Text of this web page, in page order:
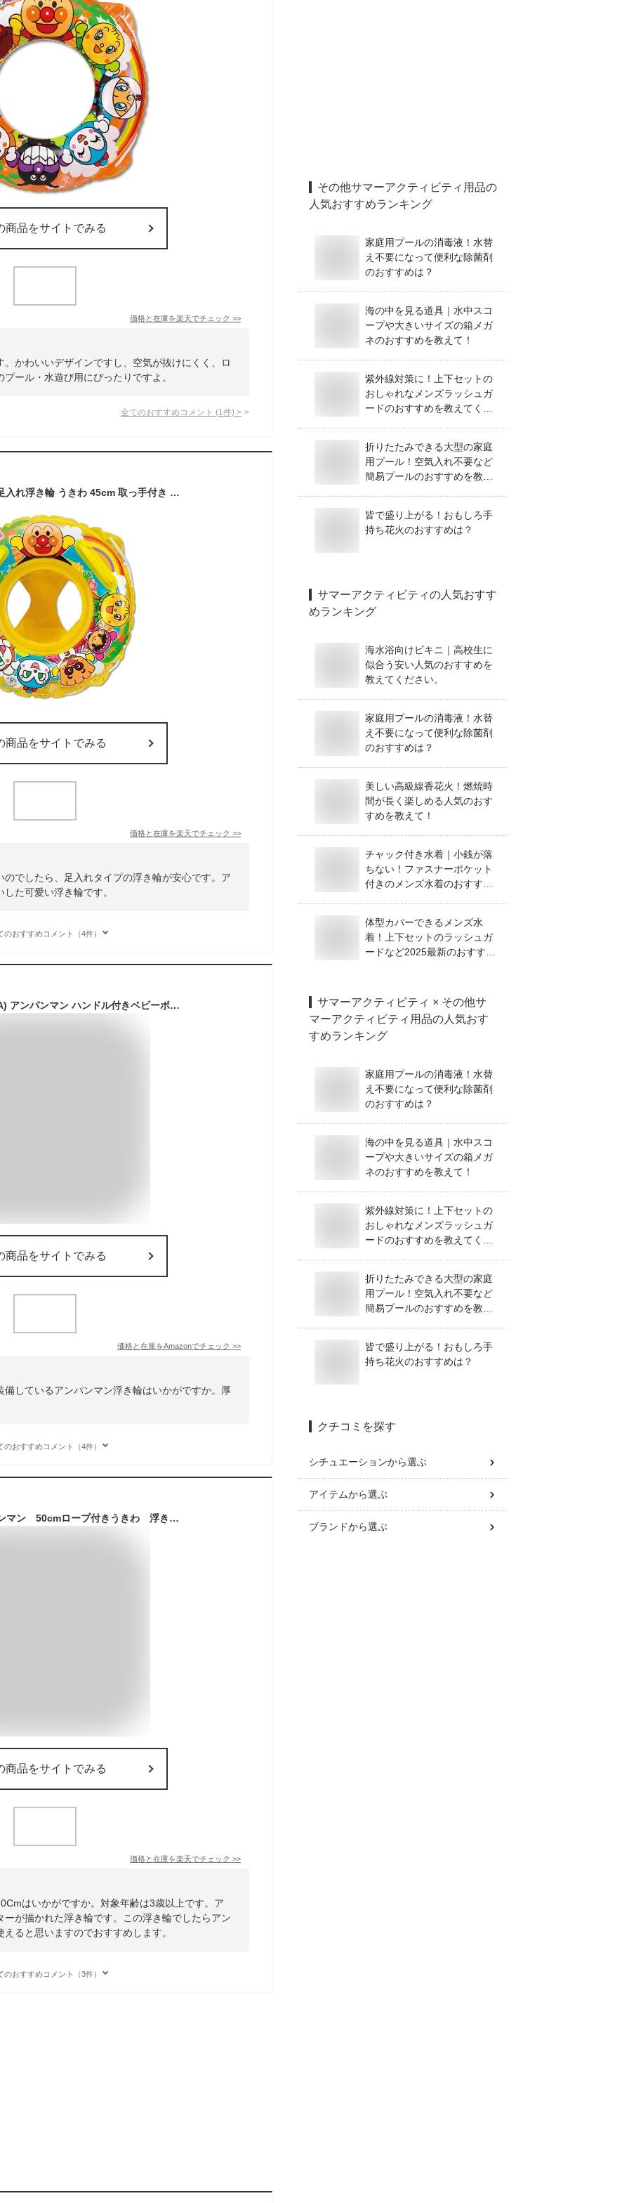
商品をサイトでみる
価格と在庫を楽天でチェック >>
かわいいデザインですし、空気が抜けにくく、ロ
ール・水遊び用にぴったりですよ。
全てのおすすめコメント (1 件) >
アンパンマン ベビー足入れ浮き輪 うきわ 45cm 取っ手付き ロープ付き 赤ちゃん 1歳 2歳
商品をサイトでみる
価格と在庫を楽天でチェック >>
でしたら、足入れタイプの浮き輪が安心です。ア
た可愛い浮き輪です。
のおすすめコメント（4件）
アガツマ(AGATSUMA) アンパンマン ハンドル付きベビーボート W700×H290×D800mm
商品をサイトでみる
価格と在庫をAmazonでチェック >>
しているアンパンマン浮き輪はいかがですか。厚
のおすすめコメント（4件）
メール便OK● アンパンマン 50cmロープ付きうきわ 浮き輪 3歳以上/足入れ浮き輪/ベビーボート/子供用ビニールプール/ウキワ/水遊び/アガツマ/
商品をサイトでみる
価格と在庫を楽天でチェック >>
はいかがですか。対象年齢は3歳以上です。ア
が描かれた浮き輪です。この浮き輪でしたらアン
ると思いますのでおすすめします。
のおすすめコメント（3件）
その他サマーアクティビティ用品の
人気おすすめランキング
家庭用プールの消毒液！水替
え不要になって便利な除菌剤
のおすすめは？
海の中を見る道具｜水中スコ
ープや大きいサイズの箱メガ
ネのおすすめを教えて！
紫外線対策に！上下セットの
おしゃれなメンズラッシュガ
ードのおすすめを教えてくだ
折りたたみできる大型の家庭
用プール！空気入れ不要など
簡易プールのおすすめを教え
皆で盛り上がる！おもしろ手
持ち花火のおすすめは？
サマーアクティビティの人気おすす
めランキング
海水浴向けビキニ｜高校生に
似合う安い人気のおすすめを
教えてください。
家庭用プールの消毒液！水替
え不要になって便利な除菌剤
のおすすめは？
美しい高級線香花火！燃焼時
間が長く楽しめる人気のおす
すめを教えて！
チャック付き水着｜小銭が落
ちない！ファスナーポケット
付きのメンズ水着のおすすめ
体型カバーできるメンズ水
着！上下セットのラッシュガ
ードなど2025最新のおすすめ
サマーアクティビティ × その他サ
マーアクティビティ用品の人気おす
すめランキング
家庭用プールの消毒液！水替
え不要になって便利な除菌剤
のおすすめは？
海の中を見る道具｜水中スコ
ープや大きいサイズの箱メガ
ネのおすすめを教えて！
紫外線対策に！上下セットの
おしゃれなメンズラッシュガ
ードのおすすめを教えてくだ
折りたたみできる大型の家庭
用プール！空気入れ不要など
簡易プールのおすすめを教え
皆で盛り上がる！おもしろ手
持ち花火のおすすめは？
クチコミを探す
シチュエーションから選ぶ
アイテムから選ぶ
ブランドから選ぶ